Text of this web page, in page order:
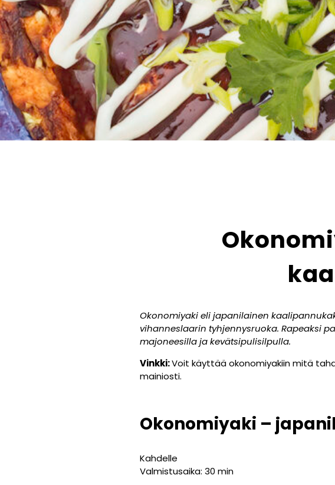
Okonomiyaki eli japanilainen
vihanneslaarin tyhjennysruoka. Rapeaksi
majoneesilla ja kevätsipulisilpulla.
Vinkki:Voit käyttää okonomiyakiin mitä
mainiosti.
Okonomiyaki –
Kahdelle
Valmistusaika: 30 min